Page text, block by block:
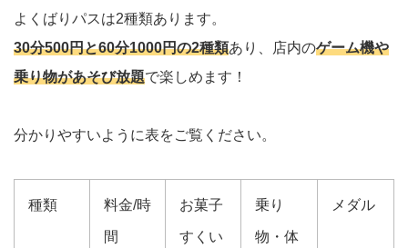
よくばりパスは2種類あります。
30分500円と60分1000円の2種類あり、店内のゲーム機や
乗り物があそび放題で楽しめます！
分かりやすいように表をご覧ください。
種類 料金/時
間
お菓子
すくい
乗り
物・体
メダル